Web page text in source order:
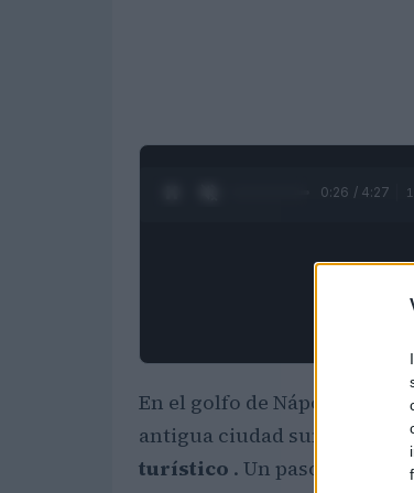
0:28 / 4:27 1
En el golfo de Nápoles,
antigua ciudad sumergida,
turístico . Un paso hacia